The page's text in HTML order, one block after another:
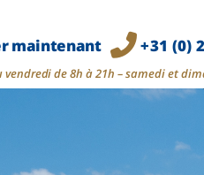
maintenant +31 (0)
de 8h à 21h – samedi et